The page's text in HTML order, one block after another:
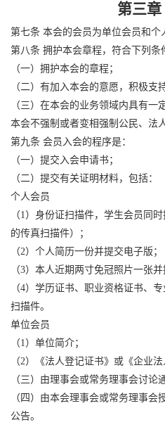
第三
第七条 本会的会员为单位会员和个
第八条 拥护本会章程，符合下列条
（一）拥护本会的章程；
（二）有加入本会的意愿，积极支
（三）在本会的业务领域内具有一
本会不强制或者变相强制公民、法
第九条 会员入会的程序是：
（一）提交入会申请书；
（二）提交有关证明材料，包括：
个人会员
（1）身份证扫描件，学生会员同
的传真扫描件）；
（2）个人简历一份并提交电子版；
（3）本人近期两寸免冠照片一张并
（4）学历证书、职业资格证书、
扫描件。
单位会员
（1）单位简介；
（2）《法人登记证书》或《企业
（三）由理事会或常务理事会讨论
（四）由本会理事会或常务理事会
公告。